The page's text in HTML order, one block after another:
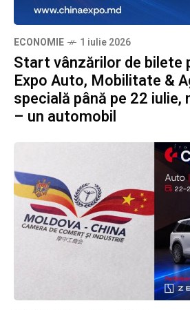
ECONOMIE 1 iulie 2026
Start vânzărilor de bilete
Expo Auto, Mobilitate &
specială până pe 22 iulie,
– un automobil